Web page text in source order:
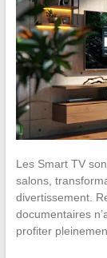
Les Smart TV
salons,
divertissement.
documentaires
profiter